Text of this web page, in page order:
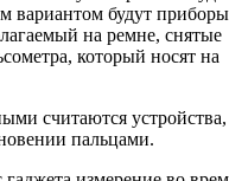
вариантом будут приборы
на ремне, снятые
который носят на
считаются устройства,
пальцами.